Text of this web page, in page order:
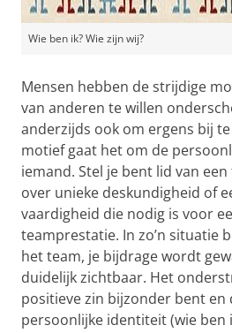
Wie ben ik? Wie zijn wij?
Mensen hebben de strijdige
van anderen te willen
anderzijds ook om ergens bij
motief gaat het om de
iemand. Stel je bent lid van
over unieke deskundigheid of
vaardigheid die nodig is voor
teamprestatie. In zo’n situatie
het team, je bijdrage wordt
duidelijk zichtbaar. Het
positieve zin bijzonder bent en
persoonlijke identiteit (wie ben